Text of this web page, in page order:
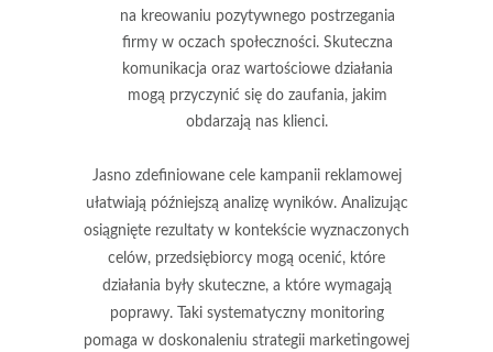
na kreowaniu pozytywnego postrzegania
firmy w oczach społeczności. Skuteczna
komunikacja oraz wartościowe działania
mogą przyczynić się do zaufania, jakim
obdarzają nas klienci.
Jasno zdefiniowane cele kampanii reklamowej
ułatwiają późniejszą analizę wyników. Analizując
osiągnięte rezultaty w kontekście wyznaczonych
celów, przedsiębiorcy mogą ocenić, które
działania były skuteczne, a które wymagają
poprawy. Taki systematyczny monitoring
pomaga w doskonaleniu strategii marketingowej